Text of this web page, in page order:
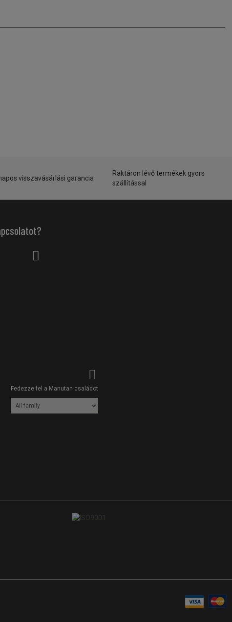
visszavásárlási garancia
Raktáron lévő termékek gyors
szállítással
Fedezze fel a Manutan családot